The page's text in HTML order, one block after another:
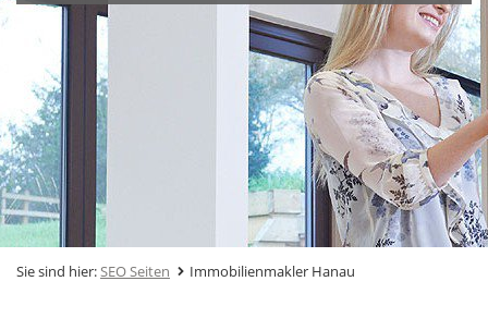
Sie sind hier:SEO Seiten Immobilienmakler Hanau